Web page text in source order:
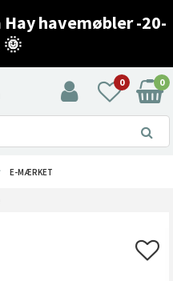
havemøbler -20-
🌞
0 0
E-MÆRKET